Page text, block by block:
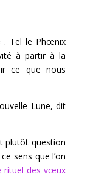
. Tel le Phœnix
à partir à la
ce que nous
Lune, dit
plutôt question
sens que l’on
rituel des vœux